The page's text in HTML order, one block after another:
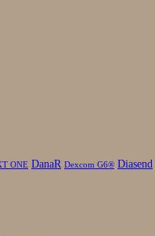
ONE DanaR Dexcom G6® Diasend